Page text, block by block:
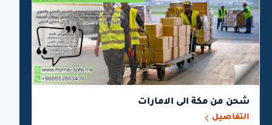
شحن من مكة الى الامارات
التفاصيل